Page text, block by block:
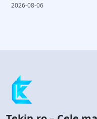
2026-08-06